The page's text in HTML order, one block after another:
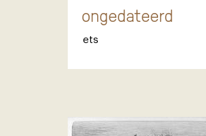
ongedateerd
ets